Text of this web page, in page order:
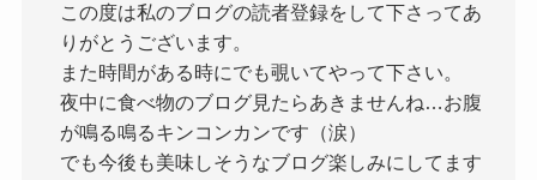
この度は私のブログの読者登録をして下さってあ
りがとうございます。
また時間がある時にでも覗いてやって下さい。
夜中に食べ物のブログ見たらあきませんね…お腹
が鳴る鳴るキンコンカンです（涙）
でも今後も美味しそうなブログ楽しみにしてます